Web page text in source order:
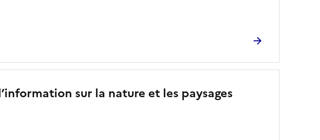
sur la nature et les paysages